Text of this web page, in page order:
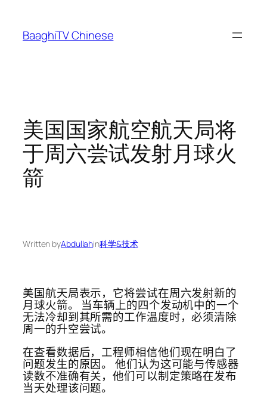
content
BaaghiTV Chinese
美国国家航空航天局将
于周六尝试发射月球火
箭
Written byAbdullahin科学&技术
美国航天局表示，它将尝试在周六发射新的
月球火箭。 当车辆上的四个发动机中的一个
无法冷却到其所需的工作温度时，必须清除
周一的升空尝试。
在查看数据后，工程师相信他们现在明白了
问题发生的原因。 他们认为这可能与传感器
读数不准确有关，他们可以制定策略在发布
当天处理该问题。